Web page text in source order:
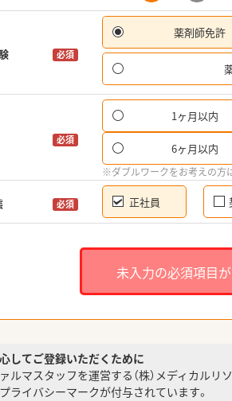
必須
薬剤師免許
必須
1ヶ月以内
6ヶ月以内
※ダブルワークをお考えの方
必須 正社員
未入力の必須項目が
してご登録いただくために
ルマスタッフを運営する（株）メディカル
ライバシーマークが付与されています。